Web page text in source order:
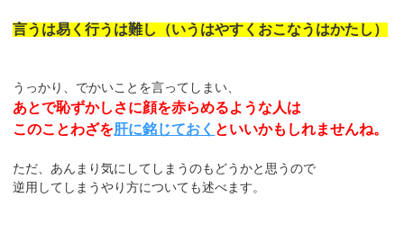
言うは易く行うは難し（いうはやすくおこなうはかたし）
うっかり、でかいことを言ってしまい、
あとで恥ずかしさに顔を赤らめるような人は
このことわざを肝に銘じておく といいかもしれませんね。
ただ、あんまり気にしてしまうのもどうかと思うので
逆用してしまうやり方についても述べます。